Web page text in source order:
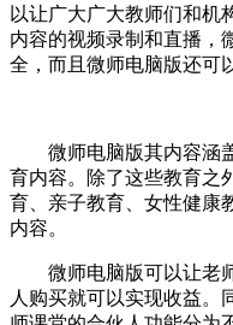
以让广大广大教师们和机
内容的视频录制和直播，
全，而且微师电脑版还可
微师电脑版其内容涵
育内容。除了这些教育之
育、亲子教育、女性健康
内容。
微师电脑版可以让老
人购买就可以实现收益。